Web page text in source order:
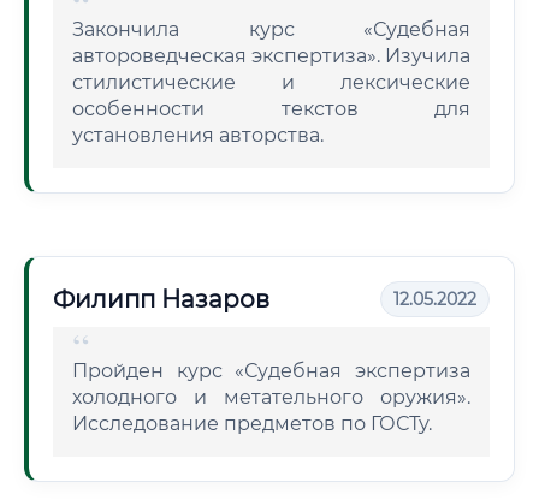
Закончила курс «Судебная
автороведческая экспертиза». Изучила
стилистические и лексические
особенности текстов для
установления авторства.
Филипп Назаров 12.05.2022
Пройден курс «Судебная экспертиза
холодного и метательного оружия».
Исследование предметов по ГОСТу.